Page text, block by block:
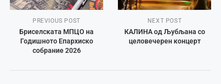
PREVIOUS POST
Бриселската МПЦО на
Годишното Епархиско
собрание 2026
NEXT POST
КАЛИНА од Љубљана со
целовечерен концерт